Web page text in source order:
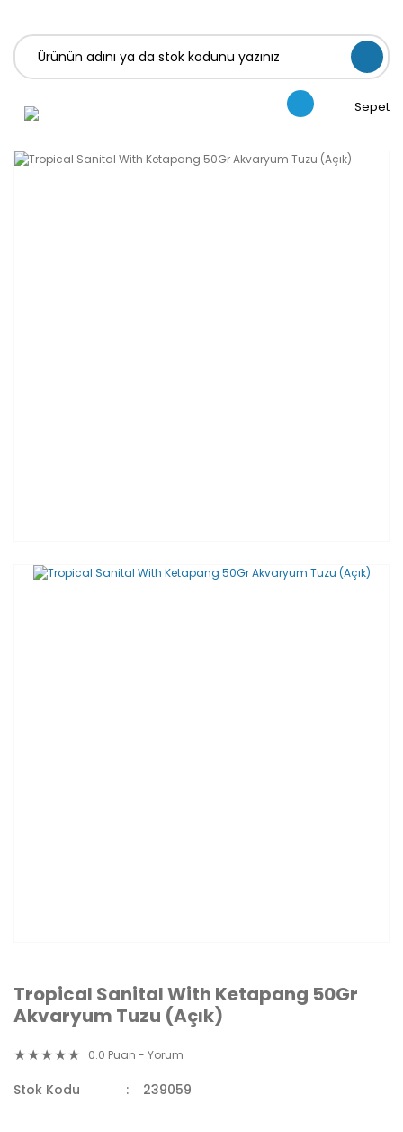
Sepet
Tropical Sanital With Ketapang 50Gr
Akvaryum Tuzu (Açık)
0.0 Puan - Yorum
Stok Kodu 239059